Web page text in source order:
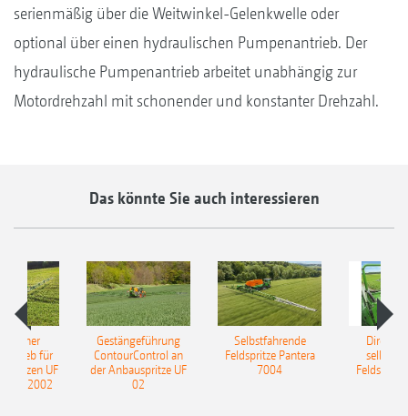
serienmäßig über die Weitwinkel-Gelenkwelle oder
optional über einen hydraulischen Pumpenantrieb. Der
hydraulische Pumpenantrieb arbeitet unabhängig zur
Motordrehzahl mit schonender und konstanter Drehzahl.
Das könnte Sie auch interessieren
für
UF
UF 2002
Gestängeführung
ContourControl an
der Anbauspritze UF
02
Selbstfahrende
Feldspritze Pantera
7004